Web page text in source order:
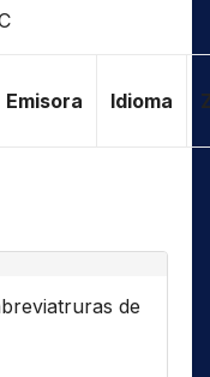
Emisora Idioma
de